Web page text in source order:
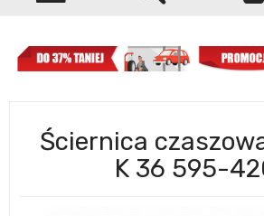
Ściernica
K 36 595-